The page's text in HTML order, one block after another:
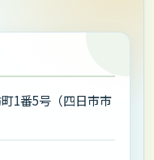
1番5号（四日市市